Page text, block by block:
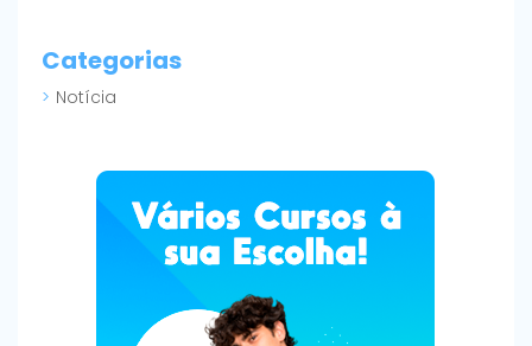
Categorias
Notícia